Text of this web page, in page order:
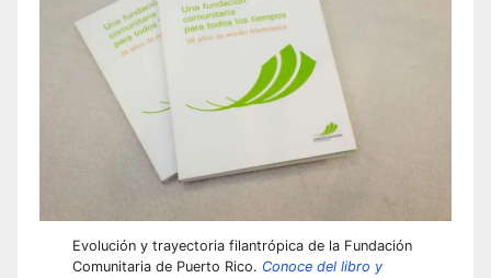
Evolución y trayectoria filantrópica de la Fundación
Comunitaria de Puerto Rico. Conoce del libro y